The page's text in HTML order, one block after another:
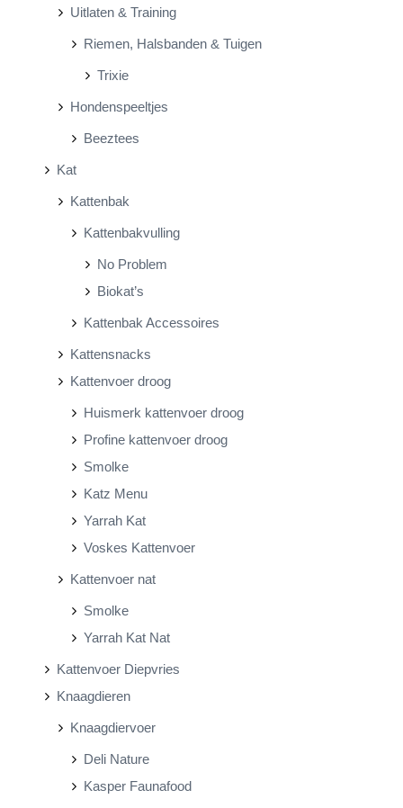
Uitlaten & Training
Riemen, Halsbanden & Tuigen
Trixie
Hondenspeeltjes
Beeztees
Kat
Kattenbak
Kattenbakvulling
No Problem
Biokat’s
Kattenbak Accessoires
Kattensnacks
Kattenvoer droog
Huismerk kattenvoer droog
Profine kattenvoer droog
Smolke
Katz Menu
Yarrah Kat
Voskes Kattenvoer
Kattenvoer nat
Smolke
Yarrah Kat Nat
Kattenvoer Diepvries
Knaagdieren
Knaagdiervoer
Deli Nature
Kasper Faunafood